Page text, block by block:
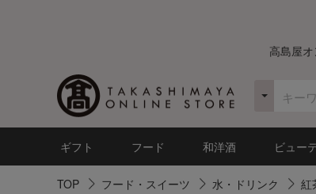
高島屋
ギフト フード 和洋酒 ビュー
TOP フード・スイーツ 水・ドリンク 紅